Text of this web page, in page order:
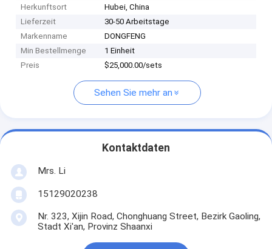
Herkunftsort
Hubei, China
Lieferzeit
30-50 Arbeitstage
Markenname
DONGFENG
Min Bestellmenge
1 Einheit
Preis
$25,000.00/sets
Sehen Sie mehr an
Kontaktdaten
Mrs. Li
15129020238
Nr. 323, Xijin Road, Chonghuang Street, Bezirk Gaoling,
Stadt Xi'an, Provinz Shaanxi